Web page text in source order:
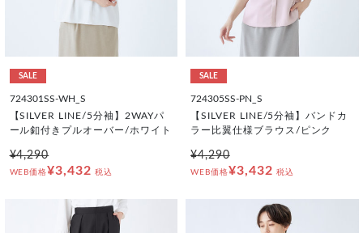
SALE
724301SS-WH_S
【SILVER LINE/5分袖】2WAYパ
ール釦付きプルオーバー/ホワイト
¥4,290
WEB価格¥3,432 税込
SALE
724305SS-PN_S
【SILVER LINE/5分袖】バンドカ
ラー比翼仕様ブラウス/ピンク
¥4,290
WEB価格¥3,432 税込